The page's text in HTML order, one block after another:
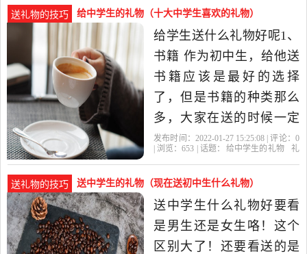
等。当然，可以送买的礼
物，但需要花心思去好好
包装一下，比如： 一、制
作一个她（他）形象的玩
偶，突出她（他）
送礼物的技巧 给中学生的礼物（十大中学生喜欢的礼物）
给学生送什么礼物好呢1、
书籍 作为初中生，给他送
书籍应该是最好的选择
了，但是书籍的种类那么
多，大家在送的时候一定
不要乱买。要根据他平时
较幽默的人，可以给他买
一些有趣的笑话书。如果
是文质彬彬类的，可以选
择一些文学类的书籍。都
发布时间：2022-01-27 15:25:08 | 评论： 0
| 浏览：653 | 话题： 给中学生的礼物
礼
送礼物的技巧 送中学生的礼物（现在送初中生什么礼物）
送中学生什么礼物好要看
是男生还是女生咯！这个
区别大了！还要看送的是